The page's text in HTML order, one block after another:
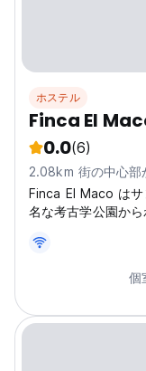
ホステル
Finca El
0.0(6)
2.08km 街の中心部
Finca El Maco はサ
名な考古学公園か
する何百もの石像
レストランと共用
ウスではWiFiと専
ュー設備、ランド
コピー機など）を
個